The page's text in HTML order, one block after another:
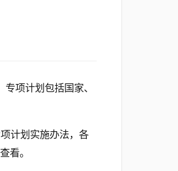
项计划包括国家、
计划实施办法，各
看。